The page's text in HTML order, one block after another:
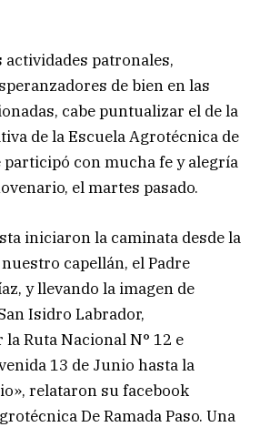
patronales,
de bien en las
cabe puntualizar el de la
de la Escuela Agrotécnica de
participó con mucha fe y alegría
el martes pasado.
iniciaron la caminata desde la
capellán, el Padre
y llevando la imagen de
Isidro Labrador,
Ruta Nacional N° 12 e
13 de Junio hasta la
relataron su facebook
De Ramada Paso. Una